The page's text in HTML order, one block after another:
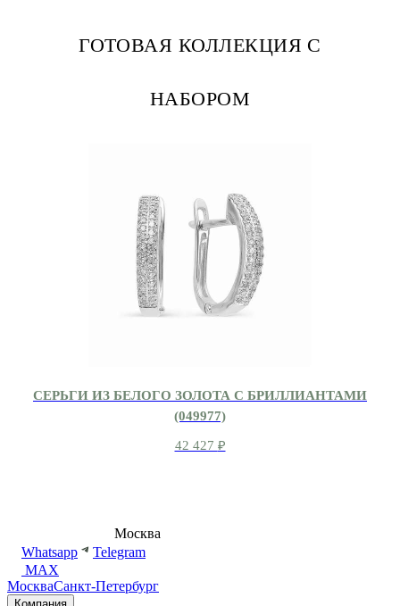
ГОТОВАЯ КОЛЛЕКЦИЯ С
НАБОРОМ
СЕРЬГИ ИЗ БЕЛОГО ЗОЛОТА С БРИЛЛИАНТАМИ
(049977)
42 427 ₽
Москва
Whatsapp
Telegram
MAX
МоскваСанкт-Петербург